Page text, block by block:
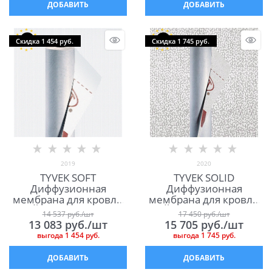
ДОБАВИТЬ ДОБАВИТЬ
Скидка 1 454 руб.
2019
TYVEK SOFT
Диффузионная
мембрана для кровли
ТАЙВЕК СОФТ 75м2
14 537 руб./шт
13 083 руб./шт
выгода 1 454 руб.
ДОБАВИТЬ
Скидка 1 745 руб.
2020
TYVEK SOLID
Диффузионная
мембрана для кровли
ТАЙВЕК СОЛИД 75м2
17 450 руб./шт
15 705 руб./шт
выгода 1 745 руб.
ДОБАВИТЬ